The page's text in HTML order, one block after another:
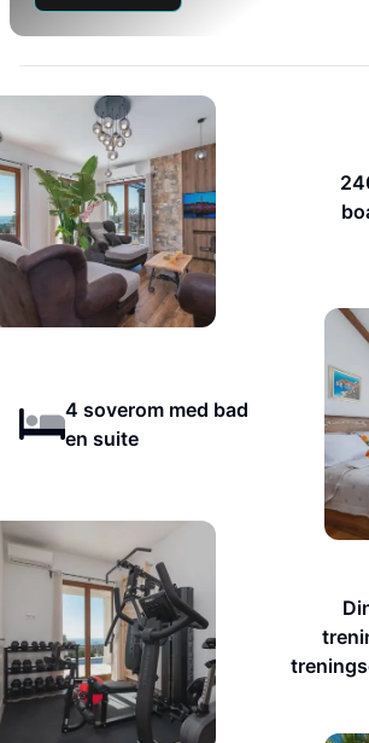
4 soverom med bad
en suite